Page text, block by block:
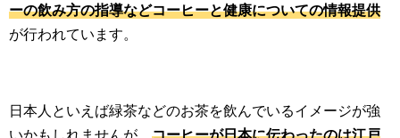
ーの飲み方の指導などコーヒーと健康についての情報提供
が行われています。
日本人といえば緑茶などのお茶を飲んでいるイメージが強
いかもしれませんが、 コーヒーが日本に伝わったのは江戸